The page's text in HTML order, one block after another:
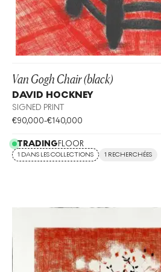
Van Gogh Chair (black)
DAVID HOCKNEY
SIGNED PRINT
€90,000-€140,000
TRADINGFLOOR
1 DANS LES COLLECTIONS 1 RECHERCHÉES